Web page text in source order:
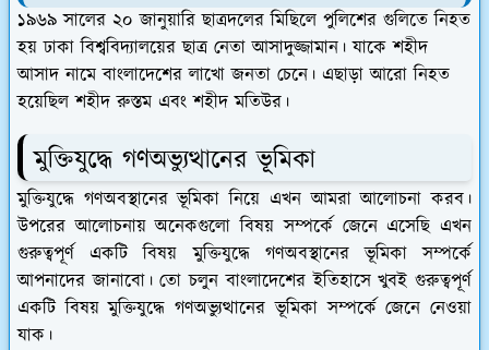
১৯৬৯ সালের ২০ জানুয়ারি ছাত্রদলের মিছিলে পুলিশের গুলিতে নিহত
হয় ঢাকা বিশ্ববিদ্যালয়ের ছাত্র নেতা আসাদুজ্জামান। যাকে শহীদ
আসাদ নামে বাংলাদেশের লাখো জনতা চেনে। এছাড়া আরো নিহত
হয়েছিল শহীদ রুস্তম এবং শহীদ মতিউর।
মুক্তিযুদ্ধে গণঅভ্যুত্থানের ভূমিকা
মুক্তিযুদ্ধে গণঅবস্থানের ভূমিকা নিয়ে এখন আমরা আলোচনা করব।
উপরের আলোচনায় অনেকগুলো বিষয় সম্পর্কে জেনে এসেছি এখন
গুরুত্বপূর্ণ একটি বিষয় মুক্তিযুদ্ধে গণঅবস্থানের ভূমিকা সম্পর্কে
আপনাদের জানাবো। তো চলুন বাংলাদেশের ইতিহাসে খুবই গুরুত্বপূর্ণ
একটি বিষয় মুক্তিযুদ্ধে গণঅভ্যুত্থানের ভূমিকা সম্পর্কে জেনে নেওয়া
যাক।